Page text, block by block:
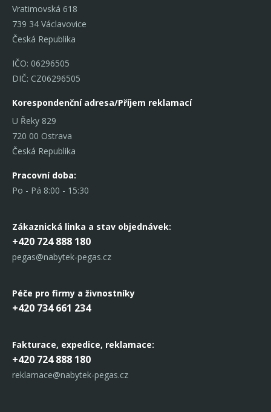
Vratimovská 618
739 34 Václavovice
Česká Republika
IČO: 06296505
DIČ: CZ06296505
Korespondenční adresa/Příjem reklamací
U Řeky 829
720 00 Ostrava
Česká Republika
Pracovní doba:
Po - Pá 8:00 - 15:30
Zákaznická linka a stav objednávek:
+420 724 888 180
pegas@nabytek-pegas.cz
Péče pro firmy a živnostníky
+420 734 661 234
Fakturace, expedice, reklamace:
+420 724 888 180
reklamace@nabytek-pegas.cz